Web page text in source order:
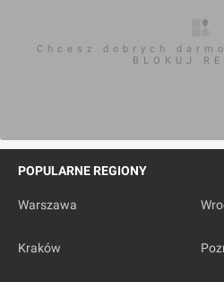
Chcesz dobrych
BLOKUJ
POPULARNE REGIONY
Warszawa
Kraków